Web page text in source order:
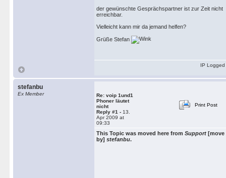
der gewünschte Gesprächspartner ist zur Zeit nicht
erreichbar.
Vielleicht kann mir da jemand helfen?
Grüße Stefan
IP Logged
stefanbu
Ex Member
Re: voip 1und1
Phoner läutet
nicht
Reply #1 - 13.
Apr 2009 at
09:33
Print Post
This Topic was moved here from Support [move
by] stefanbu.